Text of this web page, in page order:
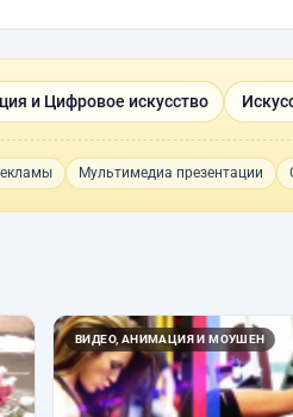
и Цифровое искусство
Мультимедиа презентации
ВИДЕО, АНИМАЦИЯ И МОУШЕН